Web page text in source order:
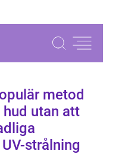
metod
utan att
strålning